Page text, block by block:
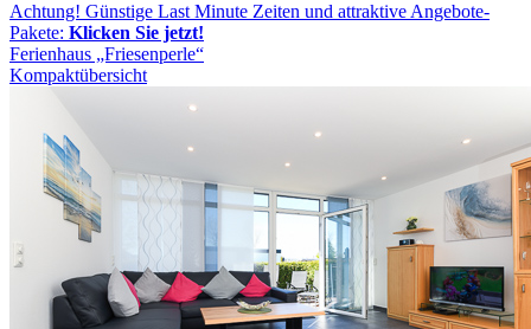
Achtung! Günstige Last Minute Zeiten und attraktive Angebote-
Pakete: Klicken Sie jetzt!
Ferienhaus „Friesenperle“
Kompaktübersicht